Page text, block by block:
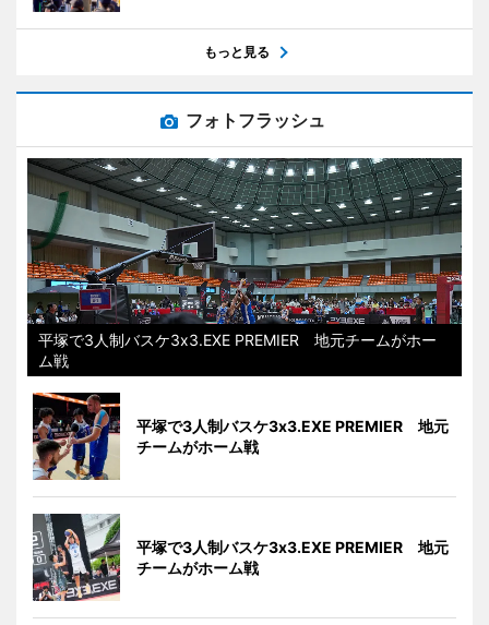
もっと見る
フォトフラッシュ
平塚で3人制バスケ3x3.EXE PREMIER 地元チームがホー
ム戦
平塚で3人制バスケ3x3.EXE PREMIER 地元
チームがホーム戦
平塚で3人制バスケ3x3.EXE PREMIER 地元
チームがホーム戦